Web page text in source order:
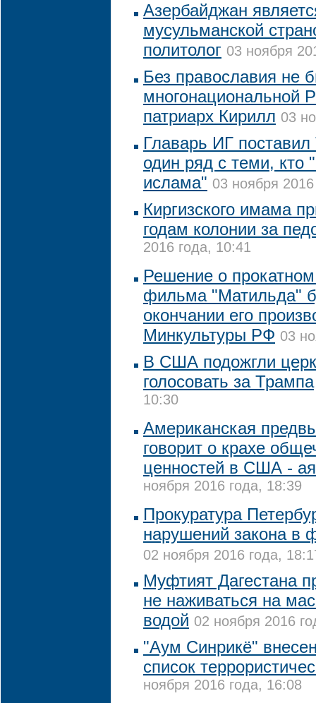
Азербайджан
мусульманской
политолог 03 ноября
Без православия не
многонациональной
патриарх Кирилл 03
Главарь ИГ
один ряд с теми, кто
ислама" 03 ноября
Киргизского имама
годам колонии за
2016 года, 10:41
Решение о
фильма "Матильда"
окончании его
Минкультуры РФ 03
В США подожгли
голосовать за Трампа
10:30
Американская
говорит о крахе
ценностей в США -
ноября 2016 года, 18:39
Прокуратура
нарушений закона в
02 ноября 2016 года,
Муфтият Дагестана
не наживаться на
водой 02 ноября 2016
"Аум Синрикё"
список
ноября 2016 года, 16:08